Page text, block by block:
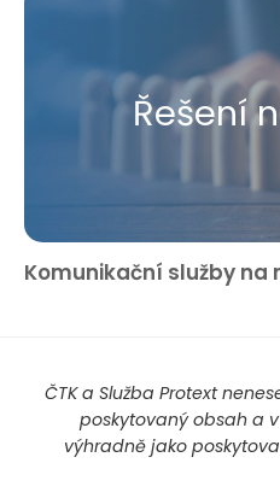
Řešení
Komunikační služby na
ČTK a Služba Protext
poskytovaný obsah a
výhradně jako